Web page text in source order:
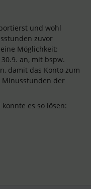
und wohl
zuvor
Möglichkeit:
an, mit bspw.
damit das Konto zum
Minusstunden der
es so lösen: